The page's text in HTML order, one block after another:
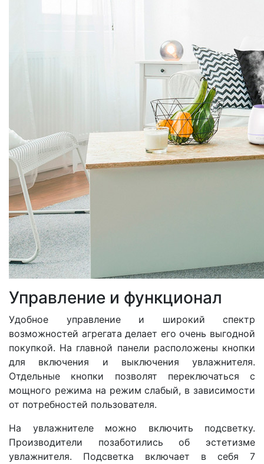
Управление и функционал
Удобное управление и широкий спектр
возможностей агрегата делает его очень выгодной
покупкой. На главной панели расположены кнопки
для включения и выключения увлажнителя.
Отдельные кнопки позволят переключаться с
мощного режима на режим слабый, в зависимости
от потребностей пользователя.
На увлажнителе можно включить подсветку.
Производители позаботились об эстетизме
увлажнителя. Подсветка включает в себя 7